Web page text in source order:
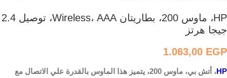
HP، ماوس 200، بطاريتان Wireless، AAA، توصيل 2.4
جيجا هرتز
1.063,00 EGP
HP
، أتش بي، ماوس 200، يتميز هذا الماوس بالقدرة علي الاتصال مع